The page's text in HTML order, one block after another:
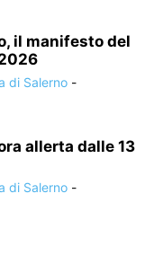
il manifesto del
di Salerno -
allerta dalle 13
di Salerno -